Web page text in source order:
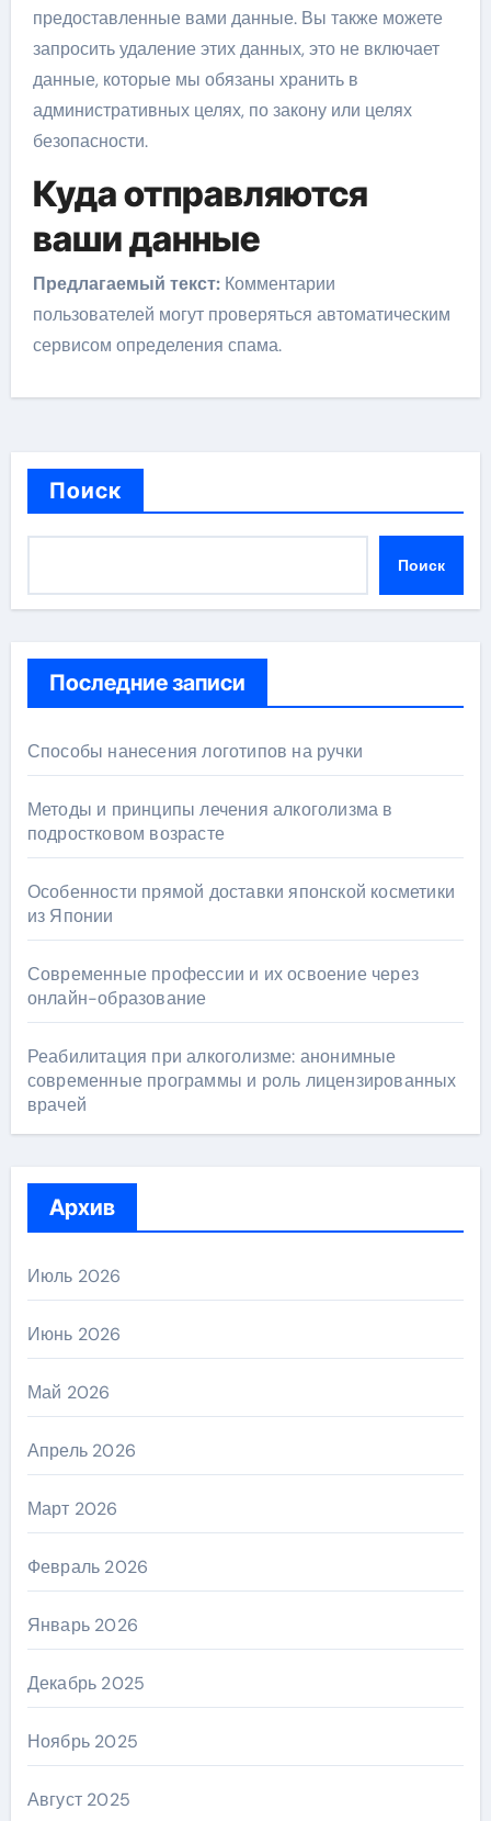
предоставленные вами данные. Вы также можете
запросить удаление этих данных, это не включает
данные, которые мы обязаны хранить в
административных целях, по закону или целях
безопасности.
Куда отправляются
ваши данные
Предлагаемый текст: Комментарии
пользователей могут проверяться автоматическим
сервисом определения спама.
Поиск
Поиск
Последние записи
Способы нанесения логотипов на ручки
Методы и принципы лечения алкоголизма в
подростковом возрасте
Особенности прямой доставки японской косметики
из Японии
Современные профессии и их освоение через
онлайн-образование
Реабилитация при алкоголизме: анонимные
современные программы и роль лицензированных
врачей
Архив
Июль 2026
Июнь 2026
Май 2026
Апрель 2026
Март 2026
Февраль 2026
Январь 2026
Декабрь 2025
Ноябрь 2025
Август 2025